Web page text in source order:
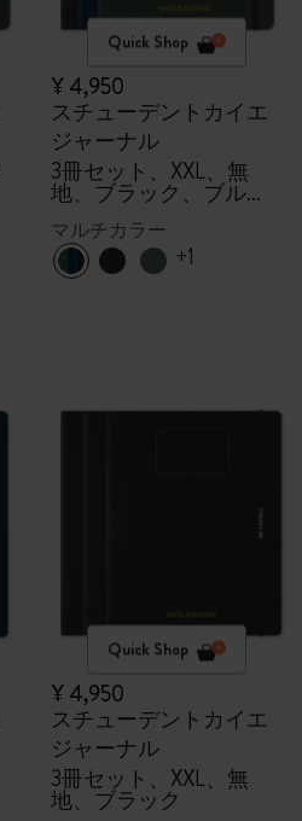
Quick Shop
¥ 4,950
スチューデントカイエ
ジャーナル
3冊セット、XXL、無
地、ブラック、ブル
マルチカラー
+1
Quick Shop
¥ 4,950
スチューデントカイエ
ジャーナル
3冊セット、XXL、無
地、ブラック